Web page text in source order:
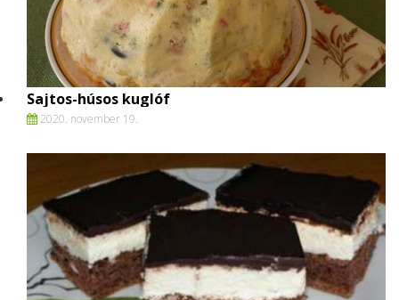
Sajtos-húsos kuglóf
2020. november 19.